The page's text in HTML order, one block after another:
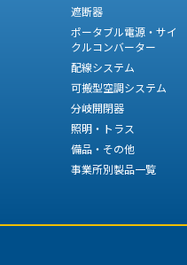
遮断器
ポータブル電源・サイ
クルコンバーター
配線システム
可搬型空調システム
分岐開閉器
照明・トラス
備品・その他
事業所別製品一覧